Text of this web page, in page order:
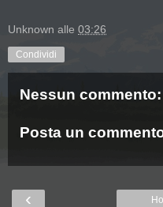
Unknown alle 03:26
Condividi
Nessun commento:
Posta un
‹